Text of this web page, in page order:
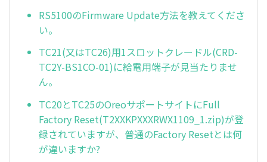
RS5100のFirmware Update方法を教えてくださ
い。
TC21(又はTC26)用1スロットクレードル(CRD-
TC2Y-BS1CO-01)に給電用端子が見当たりませ
ん。
TC20とTC25のOreoサポートサイトにFull
Factory Reset(T2XXKPXXXRWX1109_1.zip)が登
録されていますが、普通のFactory Resetとは何
が違いますか?